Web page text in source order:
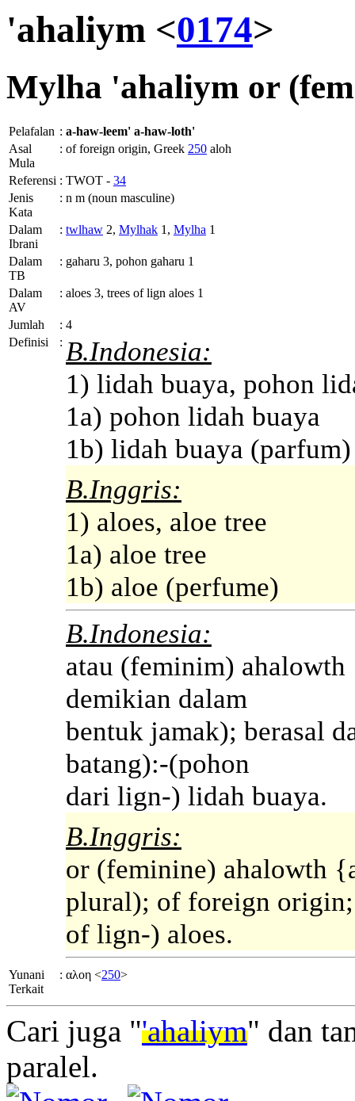
'ahaliym <0174>
Mylha 'ahaliym or
Pelafalan : a-haw-leem' a-haw-loth'
Asal
Mula
: of foreign origin, Greek 250 aloh
Referensi : TWOT - 34
Jenis
Kata
: n m (noun masculine)
Dalam
Ibrani
: twlhaw 2, Mylhak 1, Mylha 1
Dalam
TB
: gaharu 3, pohon gaharu 1
Dalam
AV
: aloes 3, trees of lign aloes 1
Jumlah : 4
Definisi
: B.Indonesia:
1) lidah buaya, pohon
1a) pohon lidah buaya
1b) lidah buaya (parfum)
B.Inggris:
1) aloes, aloe tree
1a) aloe tree
1b) aloe (perfume)
B.Indonesia:
atau (feminim)
demikian dalam
bentuk jamak); berasal
batang):-(pohon
dari lign-) lidah buaya.
B.Inggris:
or (feminine) ahalowth
plural); of foreign
of lign-) aloes.
Yunani
Terkait
: αλοη <250>
Cari juga "'ahaliym" dan
paralel.